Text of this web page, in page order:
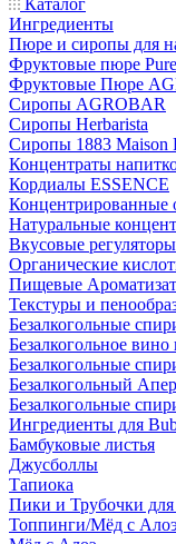
Каталог
Ингредиенты
Пюре и сиропы для
Фруктовые пюре
Фруктовые Пюре
Сиропы AGROBAR
Сиропы Herbarista
Сиропы 1883 Maison
Концентраты
Кордиалы ESSENCE
Концентрированные
Натуральные
Вкусовые регуляторы
Органические
Пищевые
Текстуры и
Безалкогольные
Безалкогольное
Безалкогольные
Безалкогольный
Безалкогольные
Ингредиенты для
Бамбуковые листья
Джусболлы
Тапиока
Пики и Трубочки для
Топпинги/Мёд с